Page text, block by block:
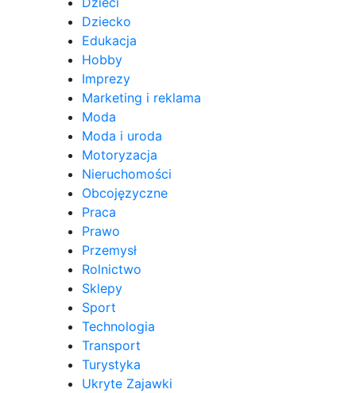
Dziecko
Edukacja
Hobby
Imprezy
Marketing i reklama
Moda
Moda i uroda
Motoryzacja
Nieruchomości
Obcojęzyczne
Praca
Prawo
Przemysł
Rolnictwo
Sklepy
Sport
Technologia
Transport
Turystyka
Ukryte Zajawki